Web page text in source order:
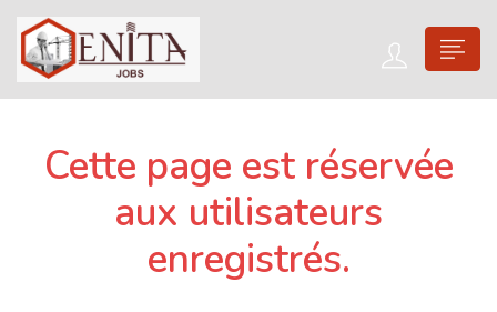
Cette page est réservée
aux utilisateurs
enregistrés.